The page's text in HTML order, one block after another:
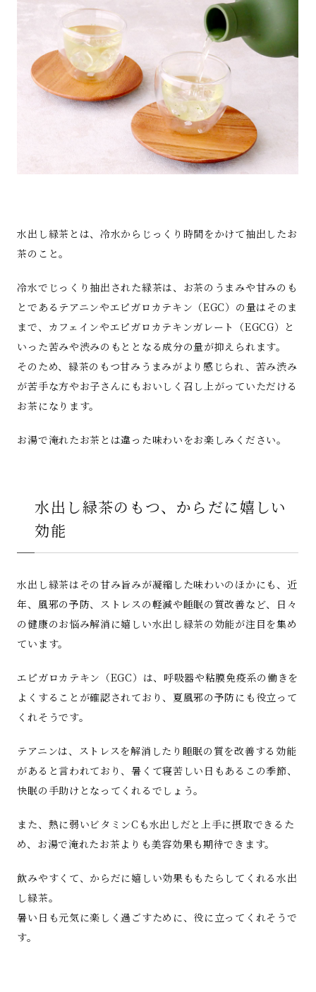
水出し緑茶とは、冷水からじっくり時間をかけて抽出したお
茶のこと。
冷水でじっくり抽出された緑茶は、お茶のうまみや甘みのも
とであるテアニンやエピガロカテキン（EGC）の量はそのま
まで、カフェインやエピガロカテキンガレート（EGCG）と
いった苦みや渋みのもととなる成分の量が抑えられます。
そのため、緑茶のもつ甘みうまみがより感じられ、苦み渋み
が苦手な方やお子さんにもおいしく召し上がっていただける
お茶になります。
お湯で淹れたお茶とは違った味わいをお楽しみください。
水出し緑茶のもつ、からだに嬉しい
効能
水出し緑茶はその甘み旨みが凝縮した味わいのほかにも、近
年、風邪の予防、ストレスの軽減や睡眠の質改善など、日々
の健康のお悩み解消に嬉しい水出し緑茶の効能が注目を集め
ています。
エピガロカテキン（EGC）は、呼吸器や粘膜免疫系の働きを
よくすることが確認されており、夏風邪の予防にも役立って
くれそうです。
テアニンは、ストレスを解消したり睡眠の質を改善する効能
があると言われており、暑くて寝苦しい日もあるこの季節、
快眠の手助けとなってくれるでしょう。
また、熱に弱いビタミンCも水出しだと上手に摂取できるた
め、お湯で淹れたお茶よりも美容効果も期待できます。
飲みやすくて、からだに嬉しい効果ももたらしてくれる水出
し緑茶。
暑い日も元気に楽しく過ごすために、役に立ってくれそうで
す。